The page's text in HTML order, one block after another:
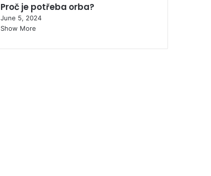
Proč je potřeba orba?
June 5, 2024
Show More